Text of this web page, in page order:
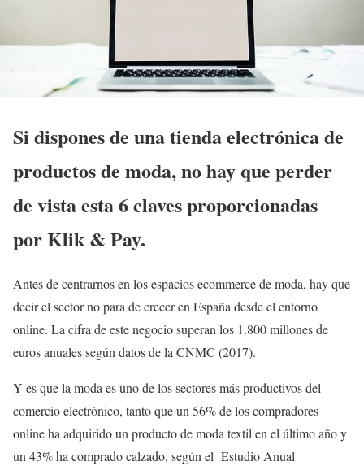
Si dispones de una tienda electrónica de
productos de moda, no hay que perder
de vista esta 6 claves proporcionadas
por Klik & Pay.
Antes de centrarnos en los espacios ecommerce de moda, hay que
decir el sector no para de crecer en España desde el entorno
online. La cifra de este negocio superan los 1.800 millones de
euros anuales según datos de la CNMC (2017).
Y es que la moda es uno de los sectores más productivos del
comercio electrónico, tanto que un 56% de los compradores
online ha adquirido un producto de moda textil en el último año y
un 43% ha comprado calzado, según el Estudio Anual